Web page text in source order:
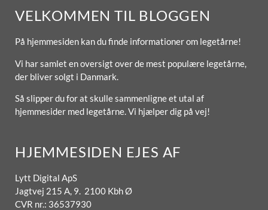
VELKOMMEN TIL BLOGGEN
På hjemmesiden kan du finde informationer om legetårne!
Vi har samlet en oversigt over de mest populære legetårne,
der bliver solgt i Danmark.
Så slipper du for at skulle sammenligne et utal af
hjemmesider med legetårne. Vi hjælper dig på vej!
HJEMMESIDEN EJES AF
Lytt Digital ApS
Jagtvej 215 A, 9. 2100 Kbh Ø
CVR nr.: 36537930